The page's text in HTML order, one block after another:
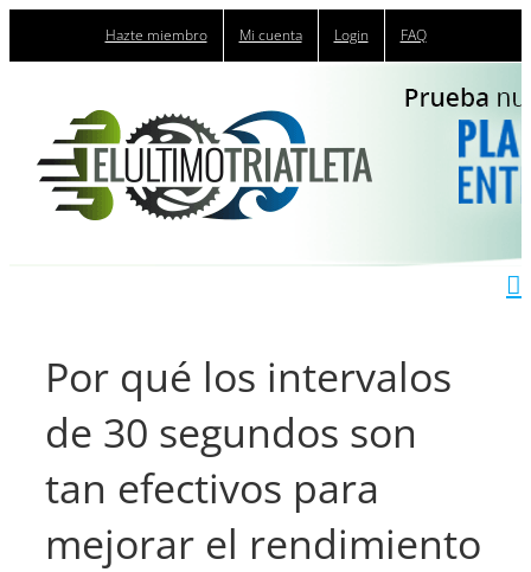
Hazte miembro Mi cuenta Login FAQ
Por qué los intervalos
de 30 segundos son
tan efectivos para
mejorar el rendimiento